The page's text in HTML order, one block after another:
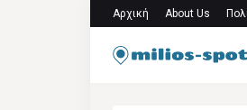
Αρχική About Us